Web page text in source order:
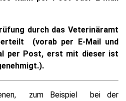
durch das Veterinäramt
erteilt (vorab per E-Mail und
per Post, erst mit dieser ist
zum Beispiel bei der